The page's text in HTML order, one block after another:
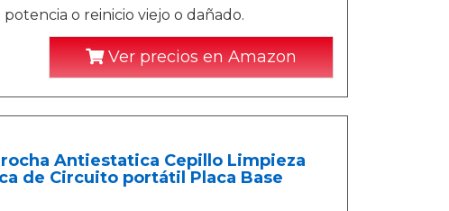
o reinicio viejo o dañado.
Ver precios en Amazon
Antiestatica Cepillo Limpieza
de Circuito portátil Placa Base